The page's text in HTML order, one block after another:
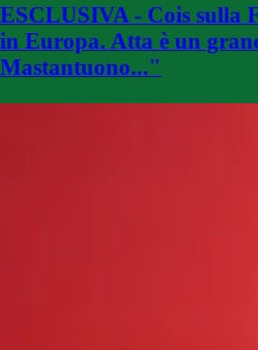
ESCLUSIVA - Cois sulla
in Europa. Atta è un
Mastantuono..."